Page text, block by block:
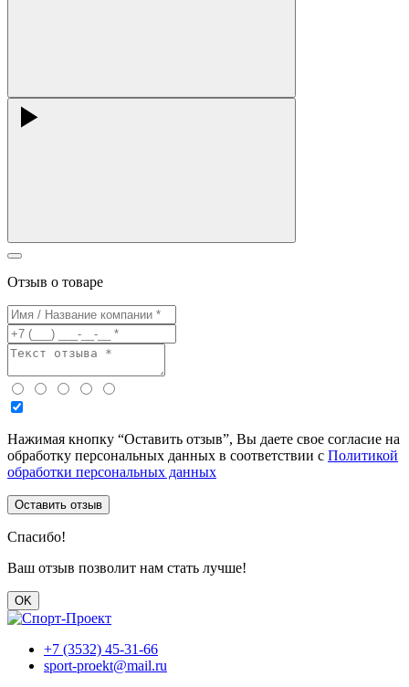
Отзыв о товаре
Нажимая кнопку “Оставить отзыв”, Вы даете свое согласие на
обработку персональных данных в соответствии с Политикой
обработки персональных данных
Оставить отзыв
Спасибо!
Ваш отзыв позволит нам стать лучше!
OK
+7 (3532) 45-31-66
sport-proekt@mail.ru